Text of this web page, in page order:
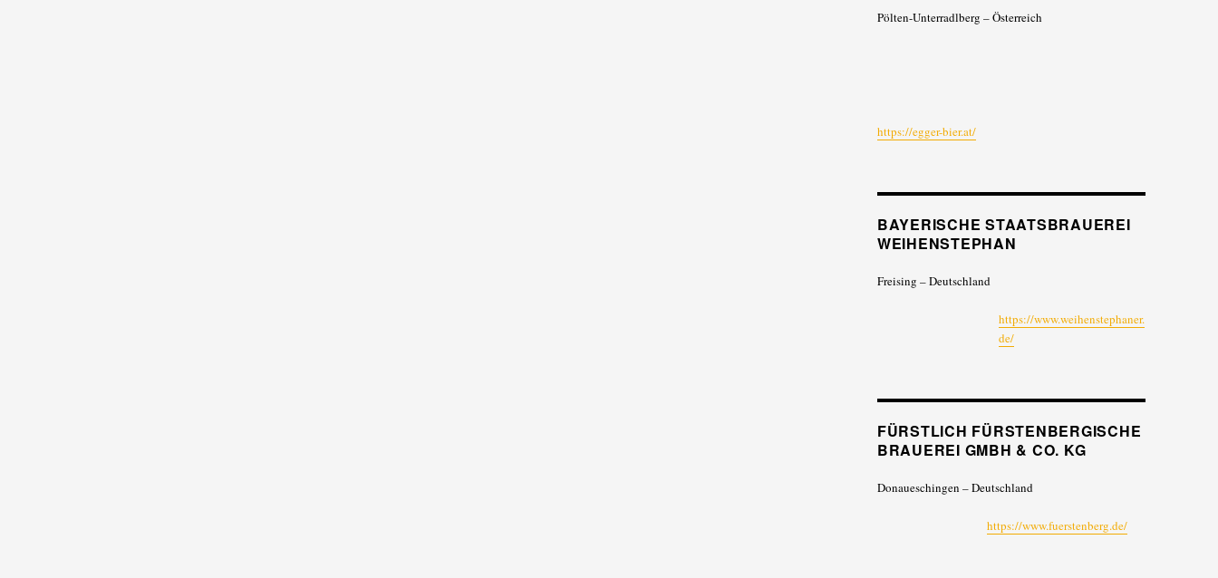
Pölten-Unterradlberg – Österreich
https://egger-bier.at/
BAYERISCHE STAATSBRAUEREI
WEIHENSTEPHAN
Freising – Deutschland
https://www.weihenstephaner.
de/
FÜRSTLICH FÜRSTENBERGISCHE
BRAUEREI GMBH & CO. KG
Donaueschingen – Deutschland
https://www.fuerstenberg.de/